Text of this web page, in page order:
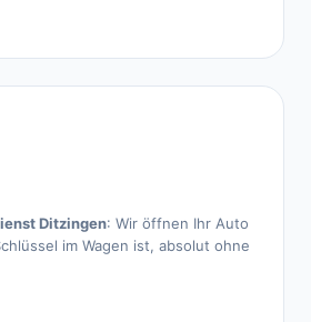
Ditzingen: Wir öffnen Ihr Auto
im Wagen ist, absolut ohne